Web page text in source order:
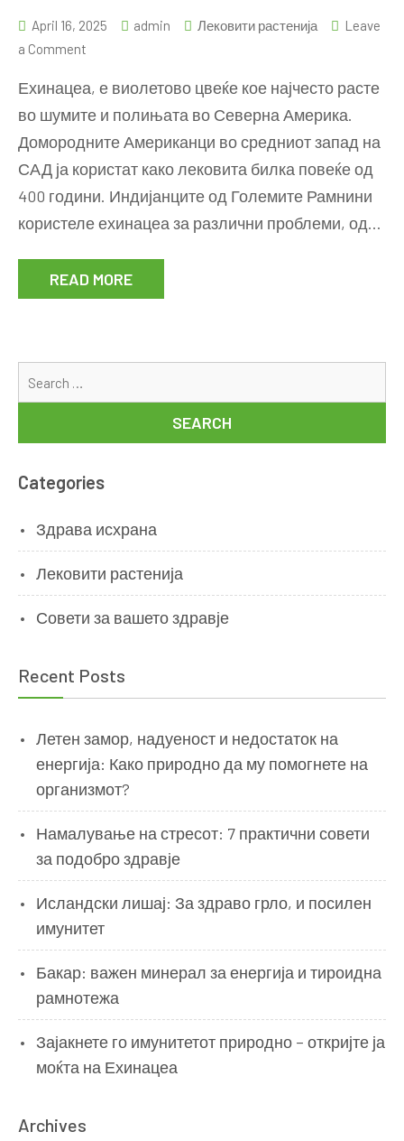
April 16, 2025 admin Лековити растенија
Leave
a Comment
го
имунитетот
природно
–
откријте
на
Ехинацеа
Ехинацеа, е виолетово цвеќе кое најчесто расте
во шумите и полињата во Северна Америка.
Домородните Американци во средниот запад на
САД ја користат како лековита билка повеќе од
400 години. Индијанците од Големите Рамнини
користеле ехинацеа за различни проблеми, од…
READ MORE
Categories
Здрава исхрана
Лековити растенија
Совети за вашето здравје
Recent Posts
Летен замор, надуеност и недостаток на
енергија: Како природно да му помогнете на
организмот?
Намалување на стресот: 7 практични совети
за подобро здравје
Исландски лишај: За здраво грло, и посилен
имунитет
Бакар: важен минерал за енергија и тироидна
рамнотежа
Зајакнете го имунитетот природно – откријте ја
моќта на Ехинацеа
Archives